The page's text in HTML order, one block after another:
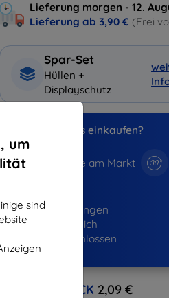
um
sind
Lieferung morgen - 12.
Lieferung ab 3,90 € (Frei
Spar-Set
Hüllen +
Displayschutz
Warum bei uns einkaufen?
Jahre am Markt
Bestellungen
erfolgreich
abgeschlossen
CASHBACK 2,09 €